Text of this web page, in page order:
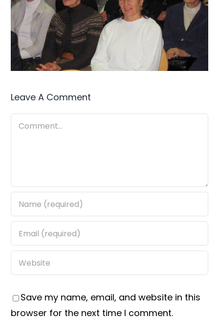
Leave A Comment
Comment
Save my name, email, and website in this
browser for the next time I comment.